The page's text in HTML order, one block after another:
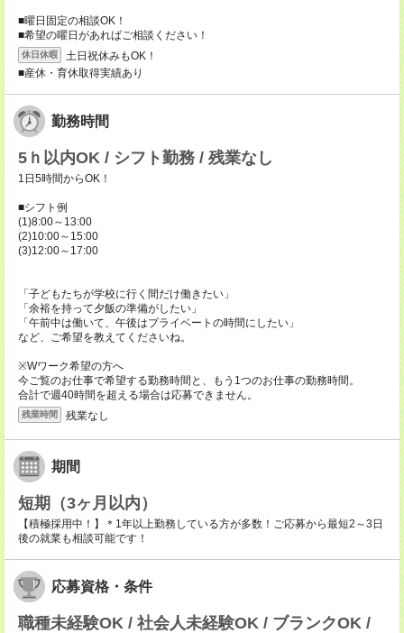
■曜日固定の相談OK！
■希望の曜日があればご相談ください！
休日休暇
土日祝休みもOK！
■産休・育休取得実績あり
勤務時間
5ｈ以内OK / シフト勤務 / 残業なし
1日5時間からOK！
■シフト例
(1)8:00～13:00
(2)10:00～15:00
(3)12:00～17:00
「子どもたちが学校に行く間だけ働きたい」
「余裕を持って夕飯の準備がしたい」
「午前中は働いて、午後はプライベートの時間にしたい」
など、ご希望を教えてくださいね。
※Wワーク希望の方へ
今ご覧のお仕事で希望する勤務時間と、もう1つのお仕事の勤務時間。
合計で週40時間を超える場合は応募できません。
残業時間 残業なし
期間
短期（3ヶ月以内）
【積極採用中！】＊1年以上勤務している方が多数！ご応募から最短2～3日
後の就業も相談可能です！
応募資格・条件
職種未経験OK / 社会人未経験OK / ブランクOK /